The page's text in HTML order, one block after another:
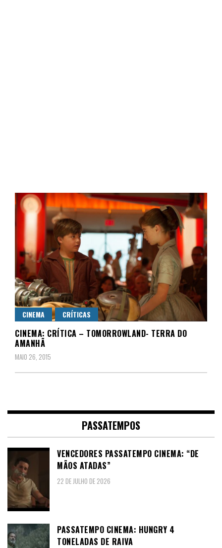
Central Comics
CINEMA CRÍTICAS
CINEMA: CRÍTICA – TOMORROWLAND- TERRA DO
AMANHÃ
MAIO 26, 2015
PASSATEMPOS
VENCEDORES PASSATEMPO CINEMA: “DE
MÃOS ATADAS”
22 DE JULHO DE 2026
PASSATEMPO CINEMA: HUNGRY 4
TONELADAS DE RAIVA